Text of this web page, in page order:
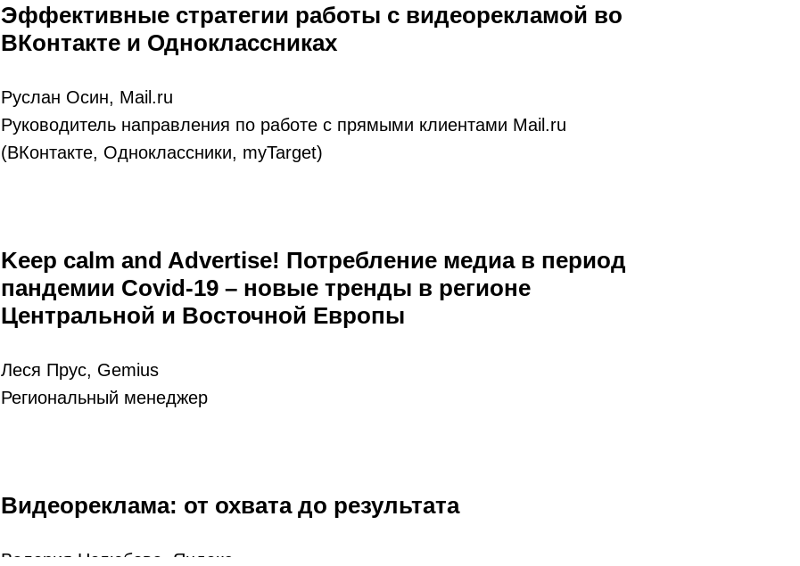
Эффективные стратегии работы с видеорекламой во
ВКонтакте и Одноклассниках
Руслан Осин, Mail.ru
Руководитель направления по работе с прямыми клиентами Mail.ru
(ВКонтакте, Одноклассники, myTarget)
Keep calm and Advertise! Потребление медиа в период
пандемии Covid-19 – новые тренды в регионе
Центральной и Восточной Европы
Леся Прус, Gemius
Региональный менеджер
Видеореклама: от охвата до результата
Валерия Нелюбова, Яндекс